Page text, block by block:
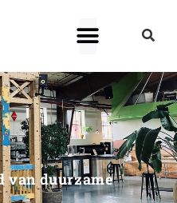
van duurzame